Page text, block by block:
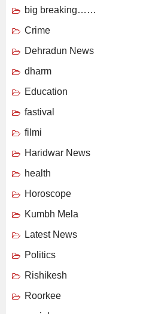
big breaking……
Crime
Dehradun News
dharm
Education
fastival
filmi
Haridwar News
health
Horoscope
Kumbh Mela
Latest News
Politics
Rishikesh
Roorkee